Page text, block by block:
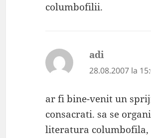
columbofilii.
adi
28.08.2007 la
ar fi bine-venit un
consacrati. sa se
literatura columbofila,